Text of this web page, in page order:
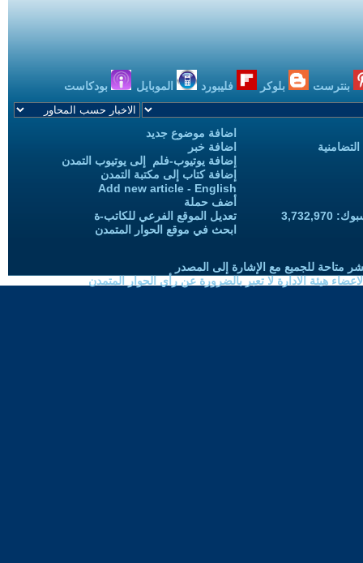
بنترست بلوكر فليبورد الموبايل بودكاست
اضافة موضوع جديد
اضافة خبر
إضافة يوتيوب-فلم إلى يوتيوب التمدن
إضافة كتاب إلى مكتبة التمدن
Add new article - English
أضف حملة
تعديل الموقع الفرعي للكاتب-ة
ابحث في موقع الحوار المتمدن
متاحة للجميع مع الإشارة إلى المصدر
هيئة الادارة لا تعبر بالضرورة عن رأي الحوار المتمدن